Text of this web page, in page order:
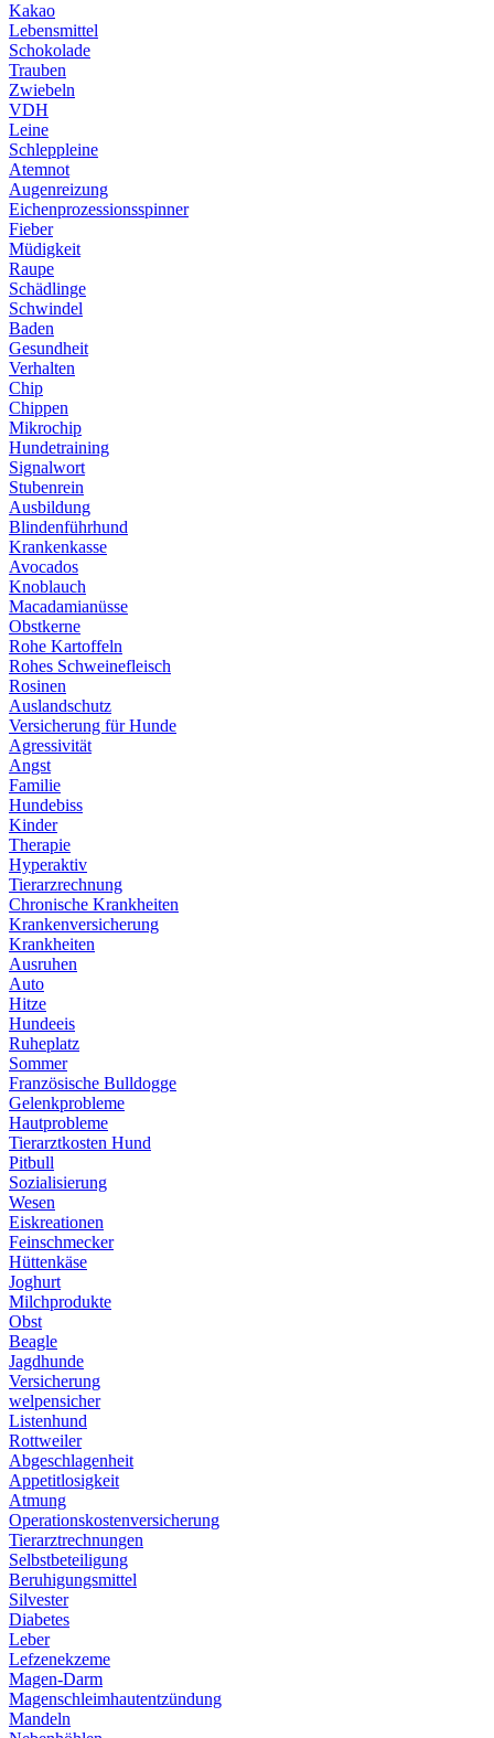
Kakao
Lebensmittel
Schokolade
Trauben
Zwiebeln
VDH
Leine
Schleppleine
Atemnot
Augenreizung
Eichenprozessionsspinner
Fieber
Müdigkeit
Raupe
Schädlinge
Schwindel
Baden
Gesundheit
Verhalten
Chip
Chippen
Mikrochip
Hundetraining
Signalwort
Stubenrein
Ausbildung
Blindenführhund
Krankenkasse
Avocados
Knoblauch
Macadamianüsse
Obstkerne
Rohe Kartoffeln
Rohes Schweinefleisch
Rosinen
Auslandschutz
Versicherung für Hunde
Agressivität
Angst
Familie
Hundebiss
Kinder
Therapie
Hyperaktiv
Tierarzrechnung
Chronische Krankheiten
Krankenversicherung
Krankheiten
Ausruhen
Auto
Hitze
Hundeeis
Ruheplatz
Sommer
Französische Bulldogge
Gelenkprobleme
Hautprobleme
Tierarztkosten Hund
Pitbull
Sozialisierung
Wesen
Eiskreationen
Feinschmecker
Hüttenkäse
Joghurt
Milchprodukte
Obst
Beagle
Jagdhunde
Versicherung
welpensicher
Listenhund
Rottweiler
Abgeschlagenheit
Appetitlosigkeit
Atmung
Operationskostenversicherung
Tierarztrechnungen
Selbstbeteiligung
Beruhigungsmittel
Silvester
Diabetes
Leber
Lefzenekzeme
Magen-Darm
Magenschleimhautentzündung
Mandeln